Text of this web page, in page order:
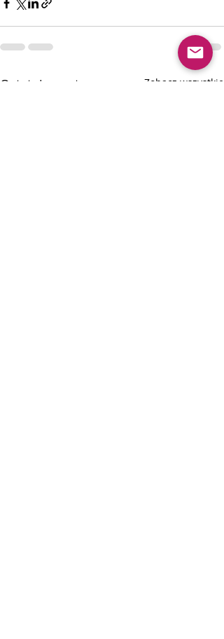
Ostatnie posty Zobacz wszystkie